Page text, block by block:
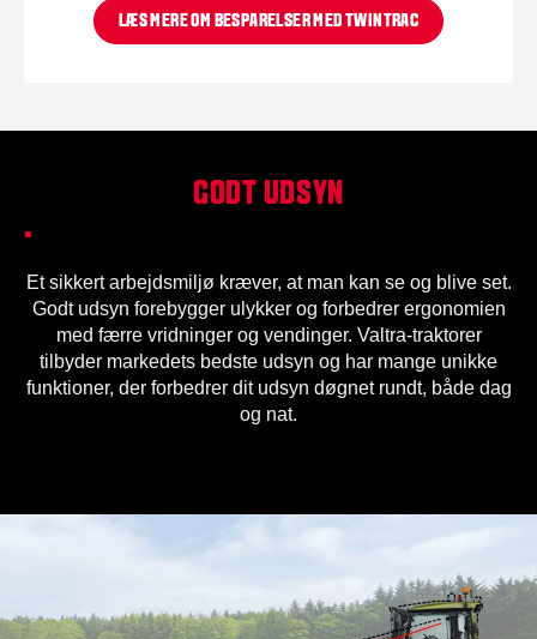
LÆS MERE OM BESPARELSER MED TWINTRAC
GODT UDSYN
.
Et sikkert arbejdsmiljø kræver, at man kan se og blive set.
Godt udsyn forebygger ulykker og forbedrer ergonomien
med færre vridninger og vendinger. Valtra-traktorer
tilbyder markedets bedste udsyn og har mange unikke
funktioner, der forbedrer dit udsyn døgnet rundt, både dag
og nat.